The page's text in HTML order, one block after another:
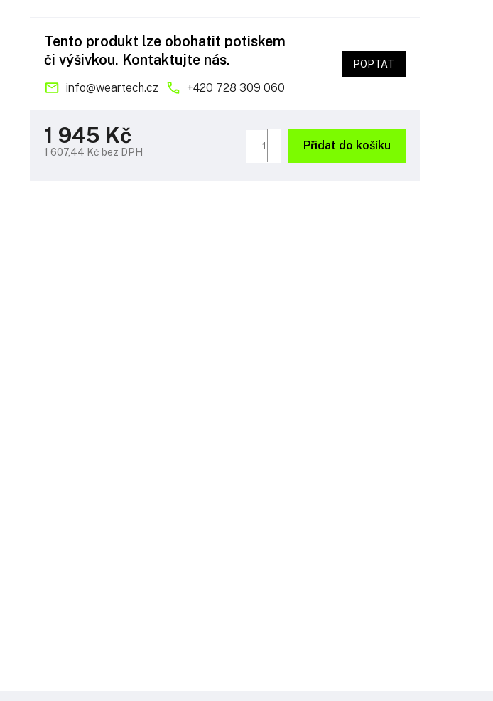
1 945 Kč
1 607,44 Kč bez DPH
Přidat do košíku
Tento produkt lze obohatit potiskem
či výšivkou. Kontaktujte nás.
info@weartech.cz +420 728 309 060
POPTAT